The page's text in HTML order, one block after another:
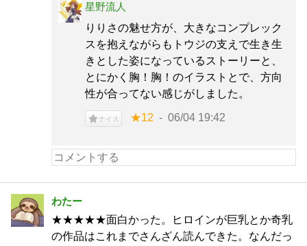
星野流人
りりさの魅せ方が、大きなコンプレック
スを抱えながらもトウジの支えで生き生
きとした姿になっているストーリーと、
とにかく胸！胸！のイラストとで、方向
性が合ってない感じがしました。
ナイス ★12 06/04 19:42
わたー
★★★★★面白かった。ヒロインが巨乳とか奇乳
の作品はこれまでさんざん読んできた。なんだっ